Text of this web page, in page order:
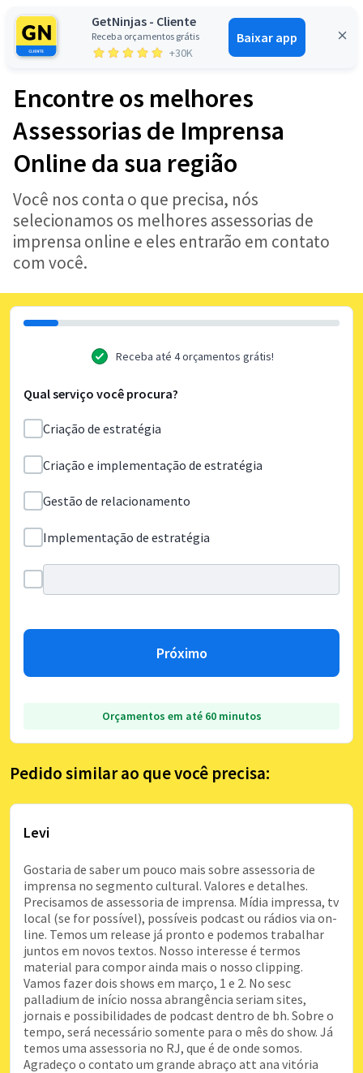
GetNinjas - Cliente
Receba orçamentos grátis
+30K
Baixar app
Entrar
Encontre os melhores
Assessorias de Imprensa
Online da sua região
Você nos conta o que precisa, nós
selecionamos os melhores assessorias de
imprensa online e eles entrarão em contato
com você.
Receba até 4 orçamentos grátis!
Qual serviço você procura?
Criação de estratégia
Criação e implementação de estratégia
Gestão de relacionamento
Implementação de estratégia
Próximo
Orçamentos em até 60 minutos
Pedido similar ao que você precisa:
Levi
Gostaria de saber um pouco mais sobre assessoria de
imprensa no segmento cultural. Valores e detalhes.
Precisamos de assessoria de imprensa. Mídia impressa, tv
local (se for possível), possíveis podcast ou rádios via on-
line. Temos um release já pronto e podemos trabalhar
juntos em novos textos. Nosso interesse é termos
material para compor ainda mais o nosso clipping.
Vamos fazer dois shows em março, 1 e 2. No sesc
palladium de início nossa abrangência seriam sites,
jornais e possibilidades de podcast dentro de bh. Sobre o
tempo, será necessário somente para o mês do show. Já
temos uma assessoria no RJ, que é de onde somos.
Agradeço o contato um grande abraço att ana vitória